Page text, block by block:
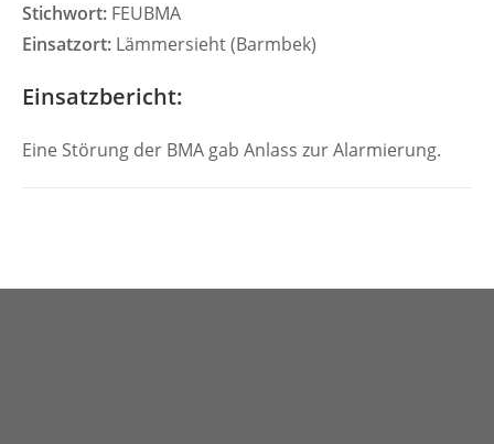
Stichwort: FEUBMA
Einsatzort: Lämmersieht (Barmbek)
Einsatzbericht:
Eine Störung der BMA gab Anlass zur Alarmierung.